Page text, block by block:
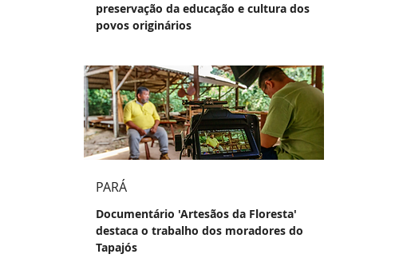
preservação da educação e cultura dos
povos originários
PARÁ
Documentário 'Artesãos da Floresta'
destaca o trabalho dos moradores do
Tapajós